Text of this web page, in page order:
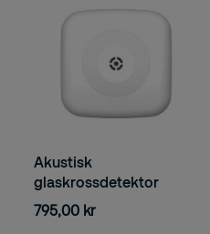
Akustisk
glaskrossdetektor
795,00 kr